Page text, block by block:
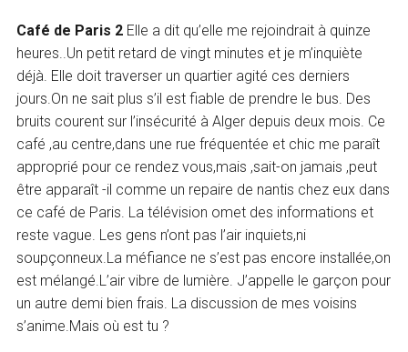
Café de Paris 2 Elle a dit qu’elle me rejoindrait à quinze
heures..Un petit retard de vingt minutes et je m’inquiète
déjà. Elle doit traverser un quartier agité ces derniers
jours.On ne sait plus s’il est fiable de prendre le bus. Des
bruits courent sur l’insécurité à Alger depuis deux mois. Ce
café ,au centre,dans une rue fréquentée et chic me paraît
approprié pour ce rendez vous,mais ,sait-on jamais ,peut
être apparaît -il comme un repaire de nantis chez eux dans
ce café de Paris. La télévision omet des informations et
reste vague. Les gens n’ont pas l’air inquiets,ni
soupçonneux.La méfiance ne s’est pas encore installée,on
est mélangé.L’air vibre de lumière. J’appelle le garçon pour
un autre demi bien frais. La discussion de mes voisins
s’anime.Mais où est tu ?